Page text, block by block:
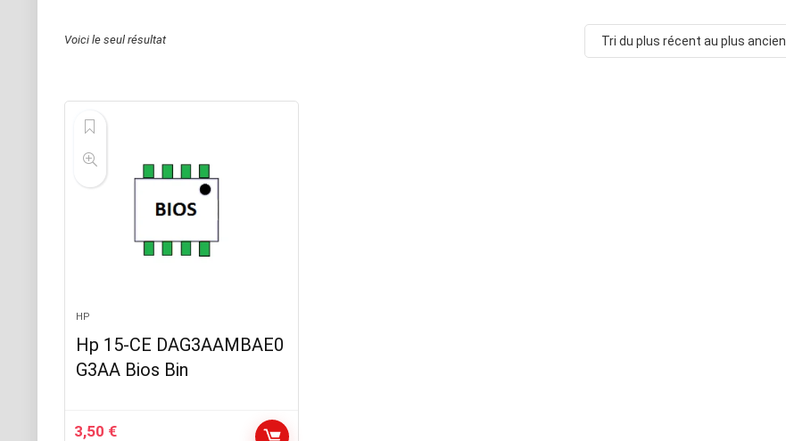
Voici le seul résultat Tri du plus récent au plus ancien
HP
Hp 15-CE DAG3AAMBAE0
G3AA Bios Bin
3,50 €